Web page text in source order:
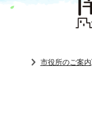
市役所のご案内